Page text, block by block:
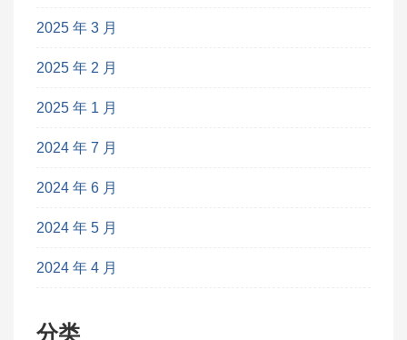
2025 年 3 月
2025 年 2 月
2025 年 1 月
2024 年 7 月
2024 年 6 月
2024 年 5 月
2024 年 4 月
分类